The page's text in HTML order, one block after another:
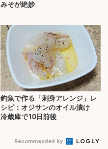
みそが絶妙
釣魚で作る「刺身アレンジ」レ
シピ：オジサンのオイル漬け
冷蔵庫で10日前後
Recommended by